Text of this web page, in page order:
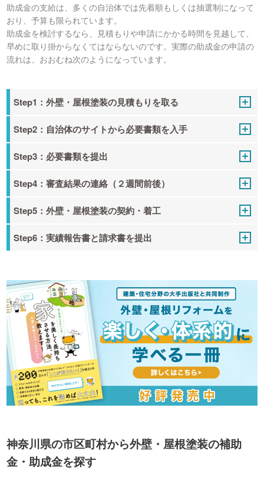
助成金の支給は、多くの自治体では先着順もしくは抽選制になって
おり、予算も限られています。
助成金を検討するなら、見積もりや申請にかかる時間を見越して、
早めに取り掛からなくてはならないのです。実際の助成金の申請の
流れは、おおむね次のようになっています。
Step1：外壁・屋根塗装の見積もりを取る
Step2：自治体のサイトから必要書類を入手
Step3：必要書類を提出
Step4：審査結果の連絡（２週間前後）
Step5：外壁・屋根塗装の契約・着工
Step6：実績報告書と請求書を提出
神奈川県の市区町村から外壁・屋根塗装の補助
金・助成金を探す